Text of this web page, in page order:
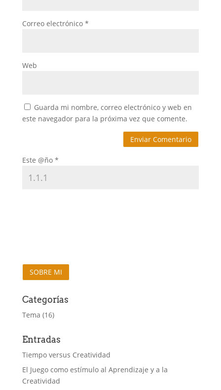
Correo electrónico *
Web
Guarda mi nombre, correo electrónico y web en
este navegador para la próxima vez que comente.
Este @ño *
SOBRE MI
Categorías
Tema (16)
Entradas
Tiempo versus Creatividad
El Juego como estímulo al Aprendizaje y a la
Creatividad